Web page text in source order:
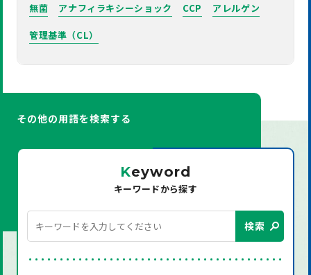
無菌
アナフィラキシーショック CCP アレルゲン
管理基準（CL）
その他の用語を検索する
Keyword
キーワードから探す
検索